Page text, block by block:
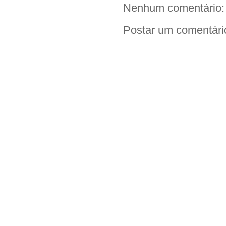
Nenhum comentário:
Postar um